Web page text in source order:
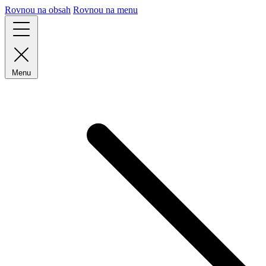
Rovnou na obsah Rovnou na menu
Menu